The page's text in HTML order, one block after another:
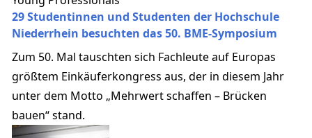
29 Studentinnen und Studenten der Hochschule
Niederrhein besuchten das 50. BME-Symposium
Zum 50. Mal tauschten sich Fachleute auf Europas
größtem Einkäuferkongress aus, der in diesem Jahr
unter dem Motto „Mehrwert schaffen – Brücken
bauen“ stand.